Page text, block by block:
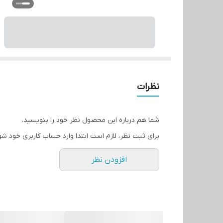
نظرات
شما هم درباره این محصول نظر خود را بنویسید.
برای ثبت نظر، لازم است ابتدا وارد حساب کاربری خود
افزودن نظر